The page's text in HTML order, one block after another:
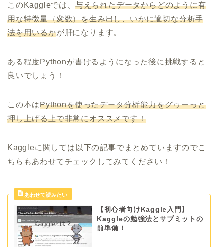
このKaggleでは、 与えられたデータからどのように有
用な特徴量（変数）を生み出し、いかに適切な分析手
法を用いるかが肝になります。
ある程度Pythonが書けるようになった後に挑戦すると
良いでしょう！
この本はPythonを使ったデータ分析能力をグゥーっと
押し上げる上で非常にオススメです！
Kaggleに関しては以下の記事でまとめていますのでこ
ちらもあわせてチェックしてみてください！
【初心者向けKaggle入門】
Kaggleの勉強法とサブミットの
前準備！